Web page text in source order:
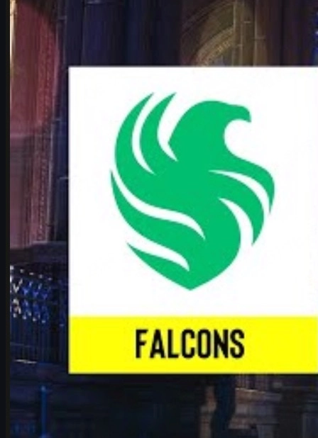
giugno 17, 2026
Michael Johnson
Vedi altro
Classifiche migliori